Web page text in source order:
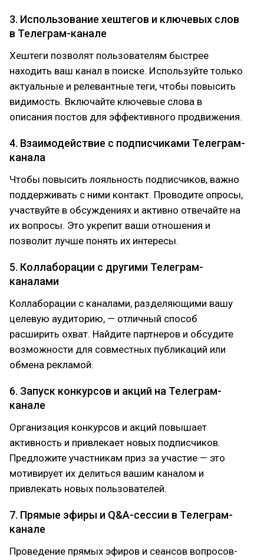
3. Использование хештегов и ключевых слов
в Телеграм-канале
Хештеги позволят пользователям быстрее
находить ваш канал в поиске. Используйте только
актуальные и релевантные теги, чтобы повысить
видимость. Включайте ключевые слова в
описания постов для эффективного продвижения.
4. Взаимодействие с подписчиками Телеграм-
канала
Чтобы повысить лояльность подписчиков, важно
поддерживать с ними контакт. Проводите опросы,
участвуйте в обсуждениях и активно отвечайте на
их вопросы. Это укрепит ваши отношения и
позволит лучше понять их интересы.
5. Коллаборации с другими Телеграм-
каналами
Коллаборации с каналами, разделяющими вашу
целевую аудиторию, — отличный способ
расширить охват. Найдите партнеров и обсудите
возможности для совместных публикаций или
обмена рекламой.
6. Запуск конкурсов и акций на Телеграм-
канале
Организация конкурсов и акций повышает
активность и привлекает новых подписчиков.
Предложите участникам приз за участие — это
мотивирует их делиться вашим каналом и
привлекать новых пользователей.
7. Прямые эфиры и Q&A-сессии в Телеграм-
канале
Проведение прямых эфиров и сеансов вопросов-